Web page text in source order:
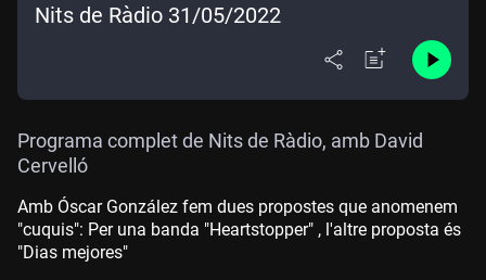
Nits de Ràdio 31/05/2022
Programa complet de Nits de Ràdio, amb David
Cervelló
Amb Óscar González fem dues propostes que anomenem
"cuquis": Per una banda "Heartstopper" , l'altre proposta és
"Dias mejores"